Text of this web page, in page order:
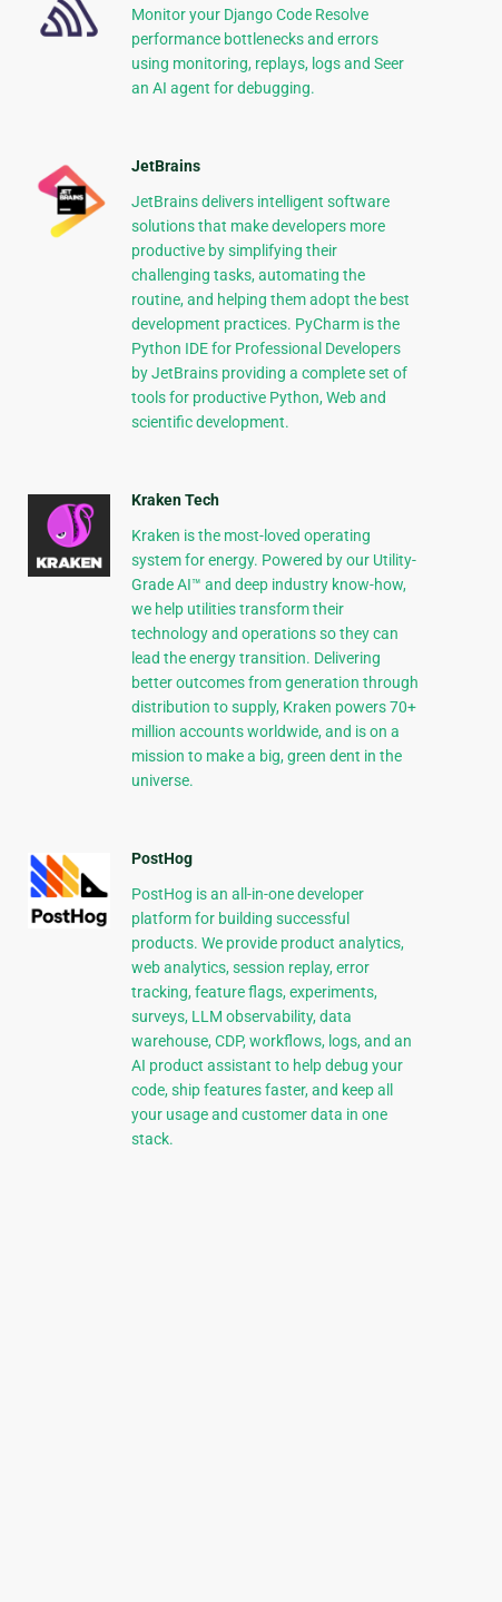
Monitor your Django Code Resolve
performance bottlenecks and errors
using monitoring, replays, logs and Seer
an AI agent for debugging.
JetBrains
JetBrains delivers intelligent software
solutions that make developers more
productive by simplifying their
challenging tasks, automating the
routine, and helping them adopt the best
development practices. PyCharm is the
Python IDE for Professional Developers
by JetBrains providing a complete set of
tools for productive Python, Web and
scientific development.
Kraken Tech
Kraken is the most-loved operating
system for energy. Powered by our Utility-
Grade AI™ and deep industry know-how,
we help utilities transform their
technology and operations so they can
lead the energy transition. Delivering
better outcomes from generation through
distribution to supply, Kraken powers 70+
million accounts worldwide, and is on a
mission to make a big, green dent in the
universe.
PostHog
PostHog is an all-in-one developer
platform for building successful
products. We provide product analytics,
web analytics, session replay, error
tracking, feature flags, experiments,
surveys, LLM observability, data
warehouse, CDP, workflows, logs, and an
AI product assistant to help debug your
code, ship features faster, and keep all
your usage and customer data in one
stack.